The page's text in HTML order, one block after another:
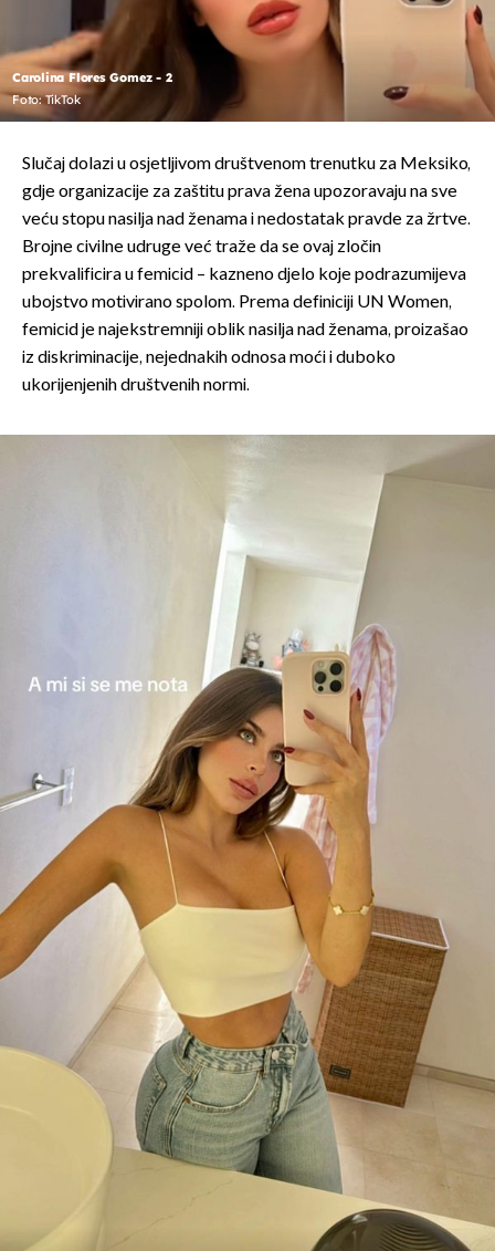
Carolina Flores Gomez - 2
Foto: TikTok
Slučaj dolazi u osjetljivom društvenom trenutku za Meksiko,
gdje organizacije za zaštitu prava žena upozoravaju na sve
veću stopu nasilja nad ženama i nedostatak pravde za žrtve.
Brojne civilne udruge već traže da se ovaj zločin
prekvalificira u femicid – kazneno djelo koje podrazumijeva
ubojstvo motivirano spolom. Prema definiciji UN Women,
femicid je najekstremniji oblik nasilja nad ženama, proizašao
iz diskriminacije, nejednakih odnosa moći i duboko
ukorijenjenih društvenih normi.